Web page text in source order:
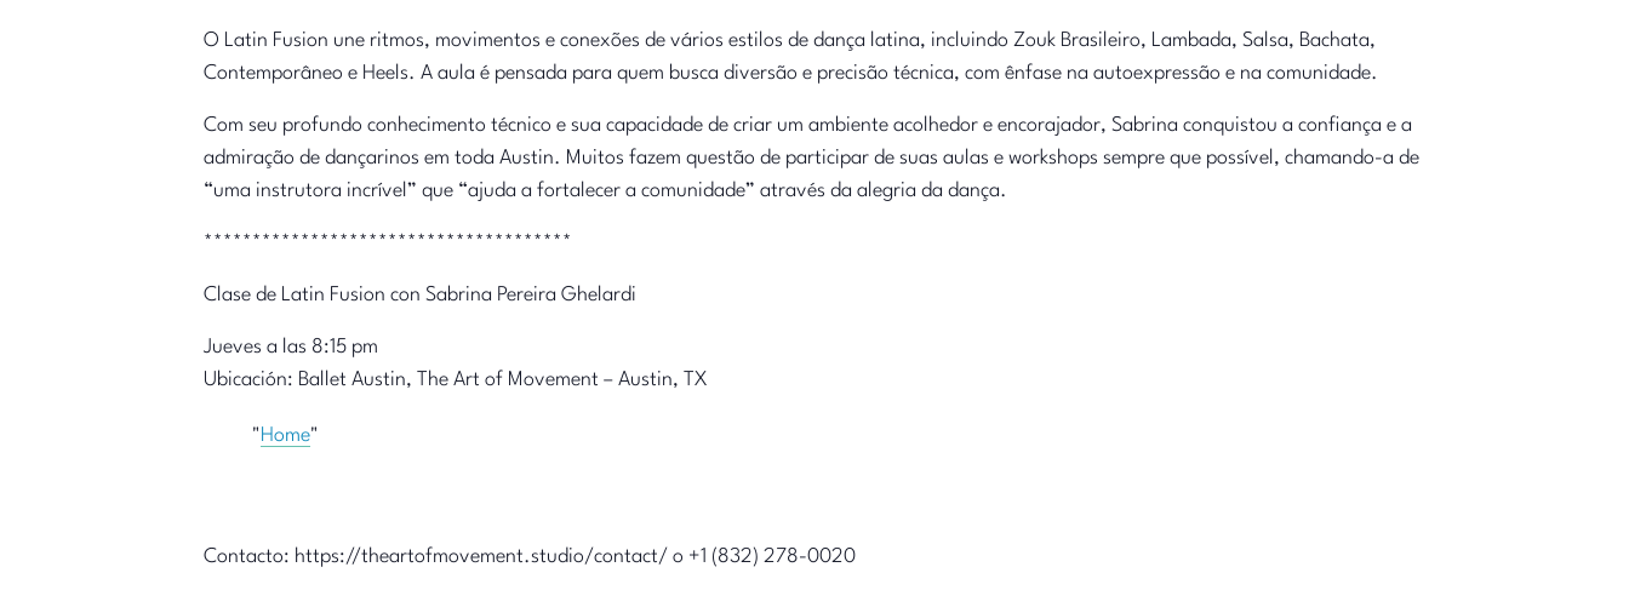
O Latin Fusion une ritmos, movimentos e conexões de vários estilos de dança latina, incluindo Zouk Brasileiro, Lambada, Salsa, Bachata,
Contemporâneo e Heels. A aula é pensada para quem busca diversão e precisão técnica, com ênfase na autoexpressão e na comunidade.
Com seu profundo conhecimento técnico e sua capacidade de criar um ambiente acolhedor e encorajador, Sabrina conquistou a confiança e a
admiração de dançarinos em toda Austin. Muitos fazem questão de participar de suas aulas e workshops sempre que possível, chamando-a de
“uma instrutora incrível” que “ajuda a fortalecer a comunidade” através da alegria da dança.
**************************************
Clase de Latin Fusion con Sabrina Pereira Ghelardi
Jueves a las 8:15 pm
Ubicación: Ballet Austin, The Art of Movement – Austin, TX
Home
Contacto: https://theartofmovement.studio/contact/ o +1 (832) 278-0020